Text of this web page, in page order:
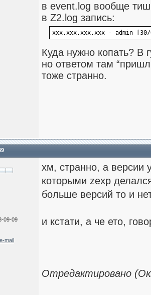
в event.log вообще
в Z2.log запись:
xxx.xxx.xxx.xxx - admin
Куда нужно копать? В
но ответом там
тоже странно.
09-09
mail
хм, странно, а версии
которыми zexp
больше версий то и
и кстати, а че ето,
Отредактировано